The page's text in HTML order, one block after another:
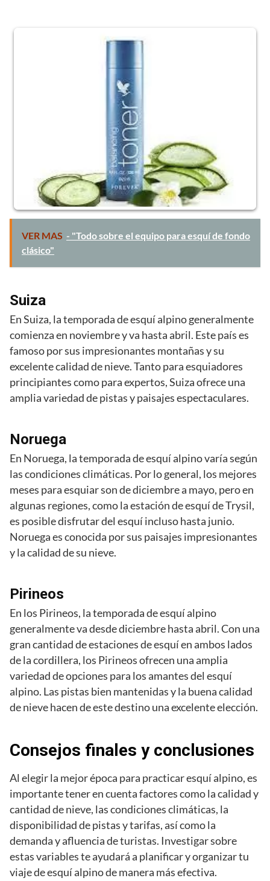
VER MAS - "Todo sobre el equipo para esquí de fondo
clásico"
Suiza
En Suiza, la temporada de esquí alpino generalmente
comienza en noviembre y va hasta abril. Este país es
famoso por sus impresionantes montañas y su
excelente calidad de nieve. Tanto para esquiadores
principiantes como para expertos, Suiza ofrece una
amplia variedad de pistas y paisajes espectaculares.
Noruega
En Noruega, la temporada de esquí alpino varía según
las condiciones climáticas. Por lo general, los mejores
meses para esquiar son de diciembre a mayo, pero en
algunas regiones, como la estación de esquí de Trysil,
es posible disfrutar del esquí incluso hasta junio.
Noruega es conocida por sus paisajes impresionantes
y la calidad de su nieve.
Pirineos
En los Pirineos, la temporada de esquí alpino
generalmente va desde diciembre hasta abril. Con una
gran cantidad de estaciones de esquí en ambos lados
de la cordillera, los Pirineos ofrecen una amplia
variedad de opciones para los amantes del esquí
alpino. Las pistas bien mantenidas y la buena calidad
de nieve hacen de este destino una excelente elección.
Consejos finales y conclusiones
Al elegir la mejor época para practicar esquí alpino, es
importante tener en cuenta factores como la calidad y
cantidad de nieve, las condiciones climáticas, la
disponibilidad de pistas y tarifas, así como la
demanda y afluencia de turistas. Investigar sobre
estas variables te ayudará a planificar y organizar tu
viaje de esquí alpino de manera más efectiva.